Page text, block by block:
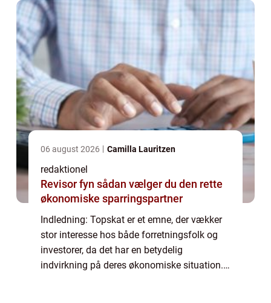
06 august 2026 Camilla Lauritzen
redaktionel
Revisor fyn sådan vælger du den rette
økonomiske sparringspartner
Indledning: Topskat er et emne, der vækker
stor interesse hos både forretningsfolk og
investorer, da det har en betydelig
indvirkning på deres økonomiske situation.